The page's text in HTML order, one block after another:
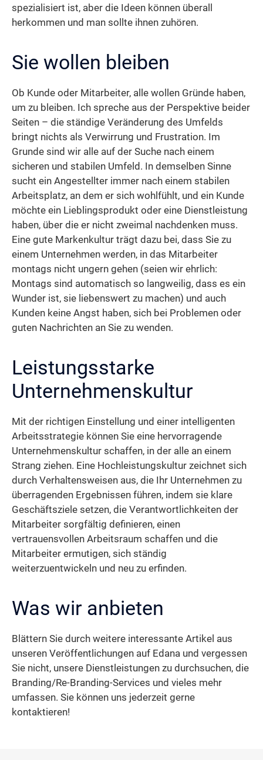
spezialisiert ist, aber die Ideen können überall
herkommen und man sollte ihnen zuhören.
Sie wollen bleiben
Ob Kunde oder Mitarbeiter, alle wollen Gründe haben,
um zu bleiben. Ich spreche aus der Perspektive beider
Seiten – die ständige Veränderung des Umfelds
bringt nichts als Verwirrung und Frustration. Im
Grunde sind wir alle auf der Suche nach einem
sicheren und stabilen Umfeld. In demselben Sinne
sucht ein Angestellter immer nach einem stabilen
Arbeitsplatz, an dem er sich wohlfühlt, und ein Kunde
möchte ein Lieblingsprodukt oder eine Dienstleistung
haben, über die er nicht zweimal nachdenken muss.
Eine gute Markenkultur trägt dazu bei, dass Sie zu
einem Unternehmen werden, in das Mitarbeiter
montags nicht ungern gehen (seien wir ehrlich:
Montags sind automatisch so langweilig, dass es ein
Wunder ist, sie liebenswert zu machen) und auch
Kunden keine Angst haben, sich bei Problemen oder
guten Nachrichten an Sie zu wenden.
Leistungsstarke
Unternehmenskultur
Mit der richtigen Einstellung und einer intelligenten
Arbeitsstrategie können Sie eine hervorragende
Unternehmenskultur schaffen, in der alle an einem
Strang ziehen. Eine Hochleistungskultur zeichnet sich
durch Verhaltensweisen aus, die Ihr Unternehmen zu
überragenden Ergebnissen führen, indem sie klare
Geschäftsziele setzen, die Verantwortlichkeiten der
Mitarbeiter sorgfältig definieren, einen
vertrauensvollen Arbeitsraum schaffen und die
Mitarbeiter ermutigen, sich ständig
weiterzuentwickeln und neu zu erfinden.
Was wir anbieten
Blättern Sie durch weitere interessante Artikel aus
unseren Veröffentlichungen auf Edana und vergessen
Sie nicht, unsere Dienstleistungen zu durchsuchen, die
Branding/Re-Branding-Services und vieles mehr
umfassen. Sie können uns jederzeit gerne
kontaktieren!